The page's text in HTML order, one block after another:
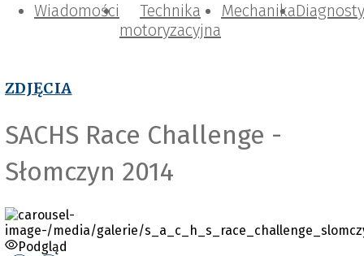
Wiadomości
Technika
motoryzacyjna
Mechanika
ZDJĘCIA
SACHS Race Challenge -
Słomczyn 2014
Podgląd